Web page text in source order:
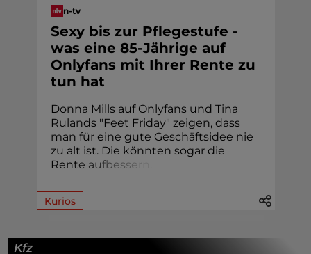
n-tv
Sexy bis zur Pflegestufe -
was eine 85-Jährige auf
Onlyfans mit Ihrer Rente zu
tun hat
Donna Mills auf Onlyfans und Tina
Rulands "Feet Friday" zeigen, dass
man für eine gute Geschäftsidee nie
zu alt ist. Die könnten sogar die
Rente aufbesser
Kurios
Kfz